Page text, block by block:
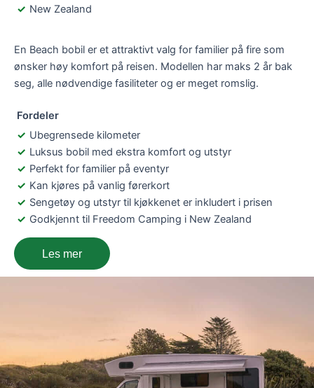
New Zealand
En Beach bobil er et attraktivt valg for familier på fire som
ønsker høy komfort på reisen. Modellen har maks 2 år bak
seg, alle nødvendige fasiliteter og er meget romslig.
Fordeler
Ubegrensede kilometer
Luksus bobil med ekstra komfort og utstyr
Perfekt for familier på eventyr
Kan kjøres på vanlig førerkort
Sengetøy og utstyr til kjøkkenet er inkludert i prisen
Godkjennt til Freedom Camping i New Zealand
Les mer